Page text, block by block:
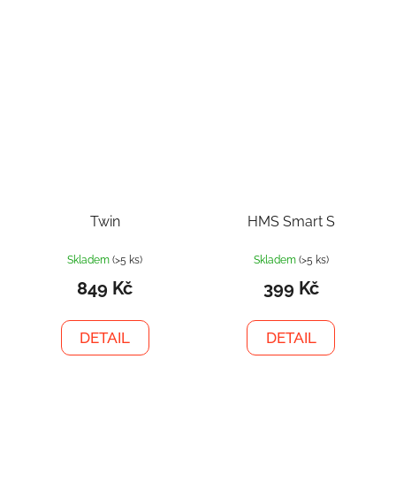
Twin
Skladem(>5 ks)
849 Kč
DETAIL
HMS Smart S
Skladem (>5 ks)
399 Kč
DETAIL